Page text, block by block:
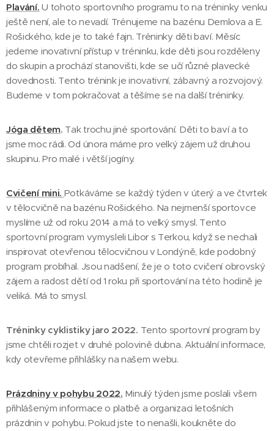
Plavání. U tohoto sportovního programu to na tréninky venku
ještě není, ale to nevadí. Trénujeme na bazénu Demlova a E.
Rošického, kde je to také fajn. Tréninky děti baví. Měsíc
jedeme inovativní přístup v tréninku, kde děti jsou rozděleny
do skupin a prochází stanovišti, kde se učí různé plavecké
dovednosti. Tento trénink je inovativní, zábavný a rozvojový.
Budeme v tom pokračovat a těšíme se na další tréninky.
Jóga dětem. Tak trochu jiné sportování. Děti to baví a to
jsme moc rádi. Od února máme pro velký zájem už druhou
skupinu. Pro malé i větší jogíny.
Cvičení mini. Potkáváme se každý týden v úterý a ve čtvrtek
v tělocvičně na bazénu Rošického. Na nejmenší sportovce
myslíme už od roku 2014 a má to velký smysl. Tento
sportovní program vymysleli Libor s Terkou, když se nechali
inspirovat otevřenou tělocvičnou v Londýně, kde podobný
program probíhal. Jsou nadšení, že je o toto cvičení obrovský
zájem a radost dětí od 1 roku při sportování na této hodině je
veliká. Má to smysl.
Tréninky cyklistiky jaro 2022. Tento sportovní program by
jsme chtěli rozjet v druhé polovině dubna. Aktuální informace,
kdy otevřeme přihlášky na našem webu.
Prázdniny v pohybu 2022. Minulý týden jsme poslali všem
přihlášeným informace o platbě a organizaci letošních
prázdnin v pohybu. Pokud jste to nenašli, koukněte do